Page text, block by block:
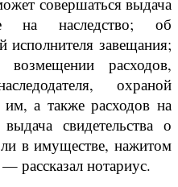
на наследство; об
исполнителя завещания;
расходов,
охраной
им, а также расходов на
свидетельства о
в имуществе, нажитом
рассказал нотариус.